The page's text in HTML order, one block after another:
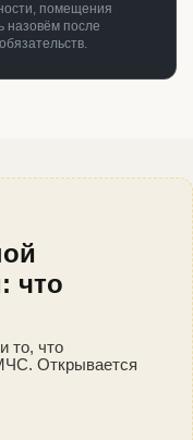
помещения
назовём после
что
то, что
Открывается